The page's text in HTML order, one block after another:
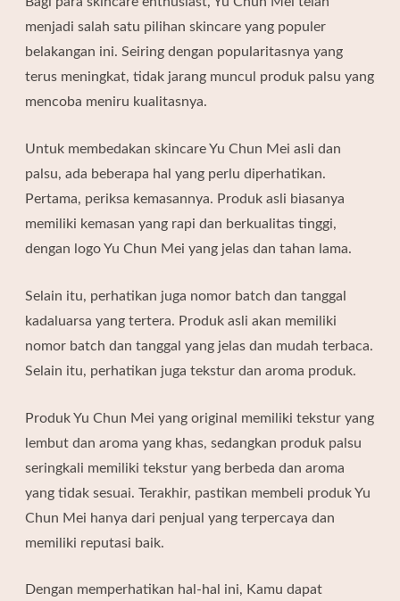
menjadi salah satu pilihan skincare yang populer
belakangan ini. Seiring dengan popularitasnya yang
terus meningkat, tidak jarang muncul produk palsu yang
mencoba meniru kualitasnya.
Untuk membedakan skincare Yu Chun Mei asli dan
palsu, ada beberapa hal yang perlu diperhatikan.
Pertama, periksa kemasannya. Produk asli biasanya
memiliki kemasan yang rapi dan berkualitas tinggi,
dengan logo Yu Chun Mei yang jelas dan tahan lama.
Selain itu, perhatikan juga nomor batch dan tanggal
kadaluarsa yang tertera. Produk asli akan memiliki
nomor batch dan tanggal yang jelas dan mudah terbaca.
Selain itu, perhatikan juga tekstur dan aroma produk.
Produk Yu Chun Mei yang original memiliki tekstur yang
lembut dan aroma yang khas, sedangkan produk palsu
seringkali memiliki tekstur yang berbeda dan aroma
yang tidak sesuai. Terakhir, pastikan membeli produk Yu
Chun Mei hanya dari penjual yang terpercaya dan
memiliki reputasi baik.
Dengan memperhatikan hal-hal ini, Kamu dapat